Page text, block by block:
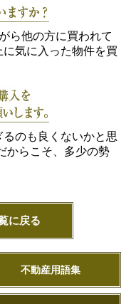
ら他の方に買われて
気に入った物件を買
のも良くないかと思
からこそ、多少の勢
に戻る
不動産用語集